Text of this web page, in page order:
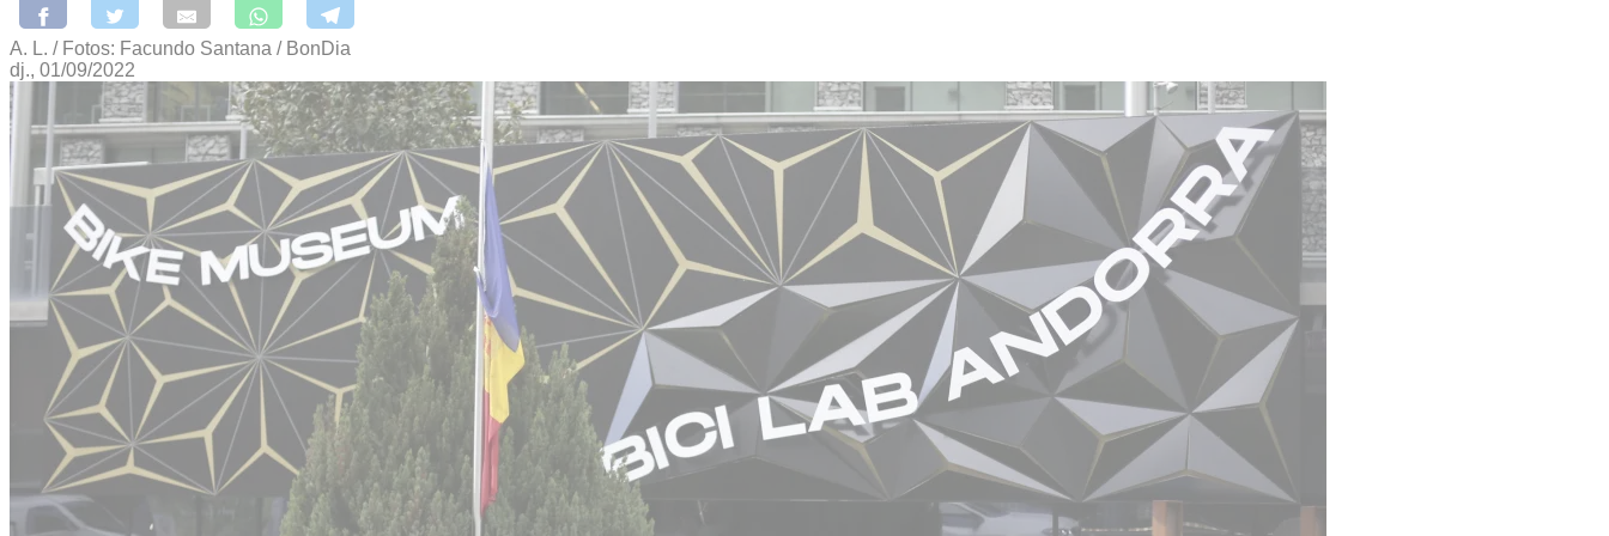
A. L. / Fotos: Facundo Santana / BonDia
dj., 01/09/2022